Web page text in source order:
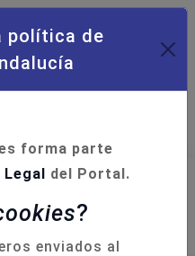
Formación
política de
forma parte
Legal del Portal.
?
enviados al